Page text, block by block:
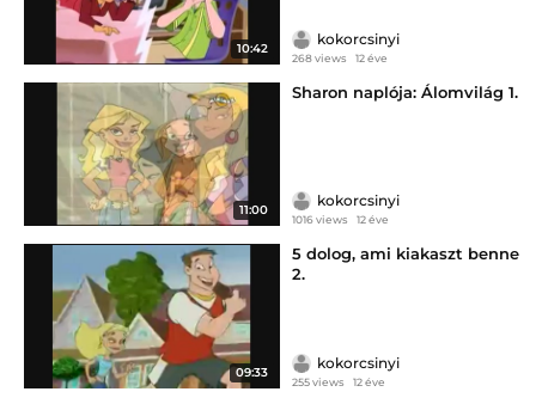
10:42
kokorcsinyi
268 views 12 éve
11:00
Sharon naplója: Álomvilág 1.
kokorcsinyi
1016 views 12 éve
09:33
5 dolog, ami kiakaszt benne
2.
kokorcsinyi
255 views 12 éve